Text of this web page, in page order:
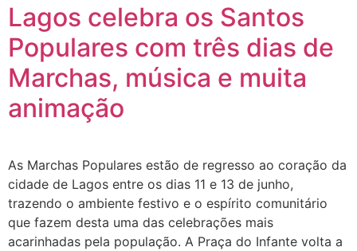
Lagos celebra os Santos
Populares com três dias de
Marchas, música e muita
animação
As Marchas Populares estão de regresso ao coração da
cidade de Lagos entre os dias 11 e 13 de junho,
trazendo o ambiente festivo e o espírito comunitário
que fazem desta uma das celebrações mais
acarinhadas pela população. A Praça do Infante volta a